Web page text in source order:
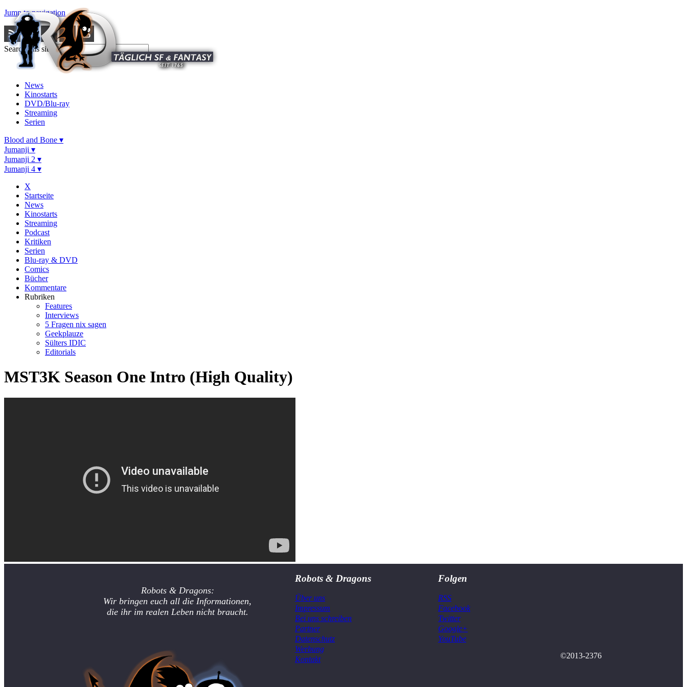
Jump to navigation
Search this site
News
Kinostarts
DVD/Blu-ray
Streaming
Serien
Blood and Bone ▾
Jumanji ▾
Jumanji 2 ▾
Jumanji 4 ▾
X
Startseite
News
Kinostarts
Streaming
Podcast
Kritiken
Serien
Blu-ray & DVD
Comics
Bücher
Kommentare
Rubriken
Features
Interviews
5 Fragen nix sagen
Geekplauze
Sülters IDIC
Editorials
MST3K Season One Intro (High Quality)
Robots & Dragons:
Wir bringen euch all die Informationen,
die ihr im realen Leben nicht braucht.
Robots & Dragons
Über uns
Impressum
Bei uns schreiben
Partner
Datenschutz
Werbung
Kontakt
Folgen
RSS
Facebook
Twitter
Google+
YouTube
©2013-2376